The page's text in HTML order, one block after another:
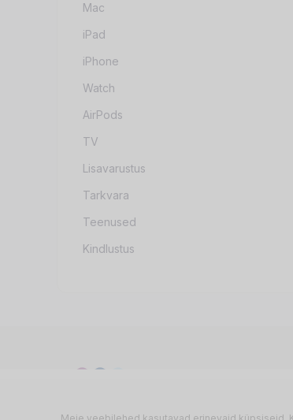
Mac
iPad
iPhone
Watch
AirPods
TV
Lisavarustus
Tarkvara
Teenused
Kindlustus